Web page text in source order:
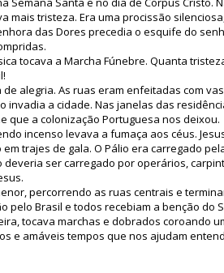
mais tristeza. Era uma procissão
das Dores precedia o esquife do
tocava a Marcha Fúnebre. Quanta
de alegria. As ruas eram enfeitadas com
invadia a cidade. Nas janelas das
que a colonização Portuguesa nos deixou.
incenso levava a fumaça aos céus.
trajes de gala. O Pálio era carregado
ser carregado por operários,
percorrendo as ruas centrais e
pelo Brasil e todos recebiam a benção do
tocava marchas e dobrados coroando
e amáveis tempos que nos ajudam